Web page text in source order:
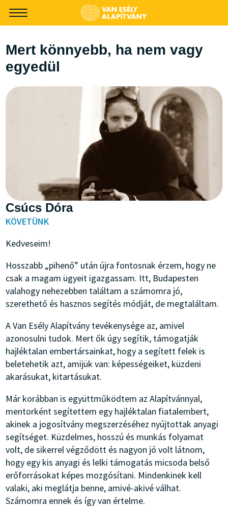
-->
Mert könnyebb, ha nem vagy
egyedül
Csúcs Dóra
KÖVETÜNK
Kedveseim!
Hosszabb „pihenő” után újra fontosnak érzem, hogy ne
csak a magam ügyeit igazgassam. Itt, Budapesten
valahogy nehezebben találtam a számomra jó,
szerethető és hasznos segítés módját, de megtaláltam.
A Van Esély Alapítvány tevékenysége az, amivel
azonosulni tudok. Mert ők úgy segítik, támogatják
hajléktalan embertársainkat, hogy a segített felek is
beletehetik azt, amijük van: képességeiket, küzdeni
akarásukat, kitartásukat.
Már korábban is együttműködtem az Alapítvánnyal,
mentorként segítettem egy hajléktalan fiatalembert,
akinek a jogosítvány megszerzéséhez nyújtottak anyagi
segítséget. Küzdelmes, hosszú és munkás folyamat
volt, de sikerrel végződött és nagyon jó volt látnom,
hogy egy kis anyagi és lelki támogatás micsoda belső
erőforrásokat képes mozgósítani. Mindenkinek kell
valaki, aki meglátja benne, amivé-akivé válhat.
Számomra ennek és így van értelme.